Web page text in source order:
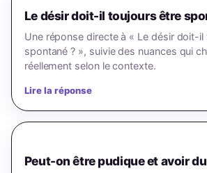
Le désir doit-il toujours être
Une réponse directe à « Le désir doit-
spontané ? », suivie des nuances qui
réellement selon le contexte.
Lire la réponse
Peut-on être pudique et avoir